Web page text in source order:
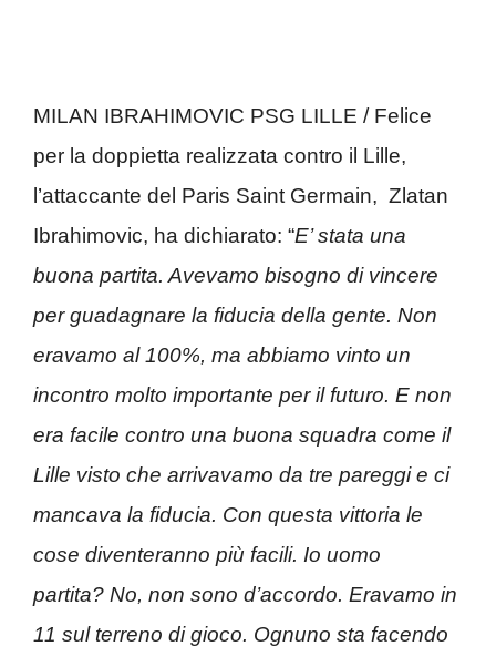
MILAN IBRAHIMOVIC PSG LILLE / Felice
per la doppietta realizzata contro il Lille,
l’attaccante del Paris Saint Germain, Zlatan
Ibrahimovic, ha dichiarato: “E’ stata una
buona partita. Avevamo bisogno di vincere
per guadagnare la fiducia della gente. Non
eravamo al 100%, ma abbiamo vinto un
incontro molto importante per il futuro. E non
era facile contro una buona squadra come il
Lille visto che arrivavamo da tre pareggi e ci
mancava la fiducia. Con questa vittoria le
cose diventeranno più facili. Io uomo
partita? No, non sono d’accordo. Eravamo in
11 sul terreno di gioco. Ognuno sta facendo